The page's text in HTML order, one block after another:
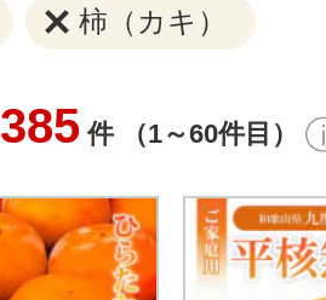
柿（カキ）
385 件 （1～60件目）